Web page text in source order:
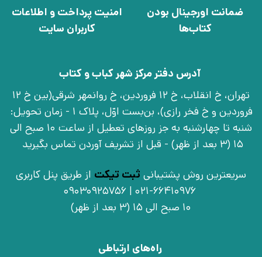
ضمانت اورجینال بودن
کتاب‌ها
امنیت پرداخت و اطلاعات
کاربران سایت
آدرس دفتر مرکز شهر کباب و کتاب
تهران، خ انقلاب، خ 12 فروردین، خ روانمهر شرقی(بین خ 12
فروردین و خ فخر رازی)، بن‌بست اوّل، پلاک 1 - زمان تحویل:
شنبه تا چهارشنبه به جز روزهای تعطیل از ساعت 10 صبح الی
15 (3 بعد از ظهر) - قبل از تشریف آوردن تماس بگیرید
سریعترین روش پشتیبانی ثبت تیکت از طریق پنل کاربری
021-66410976 | 09030925756
10 صبح الی 15 (3 بعد از ظهر)
راه‌های ارتباطی